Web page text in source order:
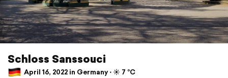
Schloss Sanssouci
April 16, 2022 in Germany ⋅ ☀️ 7 °C